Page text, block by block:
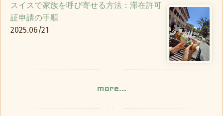
スイスで家族を呼び寄せる方法：滞在許可
証申請の手順
2025.06/21
more...